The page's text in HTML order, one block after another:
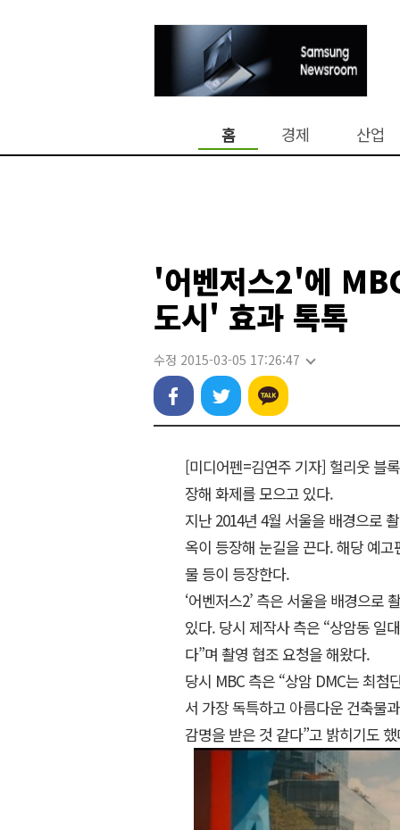
홈 경제 산업
'어벤저스2'에
도시' 효과 톡톡
수정 2015-03-05 17:26:47
[미디어펜=김연주 기자] 헐리웃 블
장해 화제를 모으고 있다.
지난 2014년 4월 서울을 배경으로
옥이 등장해 눈길을 끈다. 해당 예
물 등이 등장한다.
‘어벤저스2’ 측은 서울을 배경으로
있다. 당시 제작사 측은 “상암동 일
다”며 촬영 협조 요청을 해왔다.
당시 MBC 측은 “상암 DMC는 최첨
서 가장 독특하고 아름다운 건축물
감명을 받은 것 같다”고 밝히기도